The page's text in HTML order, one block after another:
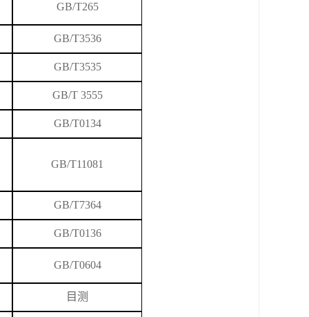
GB/T265
GB/T3536
GB/T3535
GB/T 3555
GB/T0134
GB/T11081
GB/T7364
GB/T0136
GB/T0604
目测